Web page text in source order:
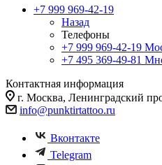
+7 999 969-42-19
Назад
Телефоны
+7 999 969-42-19
+7 495 369-49-81
Контактная информация
г. Москва, Ленинградский
info@punktirtattoo.ru
Вконтакте
Telegram